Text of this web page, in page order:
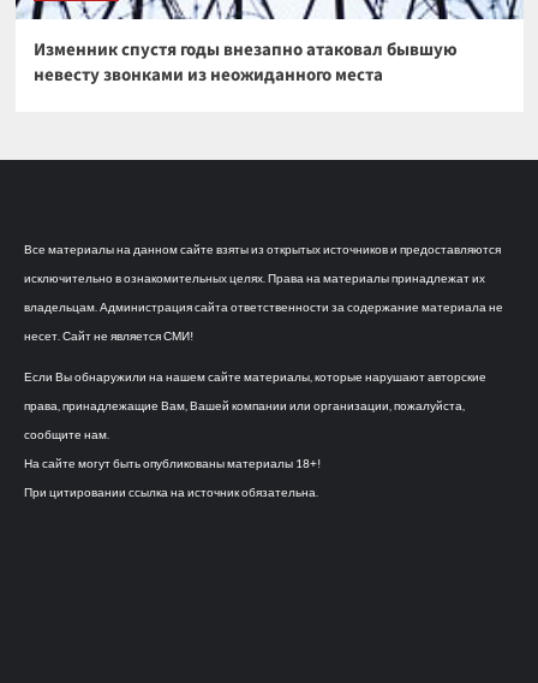
Изменник спустя годы внезапно атаковал бывшую
невесту звонками из неожиданного места
Все материалы на данном сайте взяты из открытых источников и предоставляются
исключительно в ознакомительных целях. Права на материалы принадлежат их
владельцам. Администрация сайта ответственности за содержание материала не
несет. Сайт не является СМИ!
Если Вы обнаружили на нашем сайте материалы, которые нарушают авторские
права, принадлежащие Вам, Вашей компании или организации, пожалуйста,
сообщите нам.
На сайте могут быть опубликованы материалы 18+!
При цитировании ссылка на источник обязательна.